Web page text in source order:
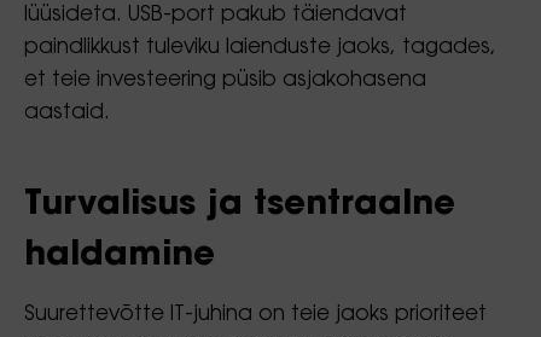
lüüsideta. USB-port pakub täiendavat
paindlikkust tuleviku laienduste jaoks, tagades,
et teie investeering püsib asjakohasena
aastaid.
Turvalisus ja tsentraalne
haldamine
Suurettevõtte IT-juhina on teie jaoks prioriteet